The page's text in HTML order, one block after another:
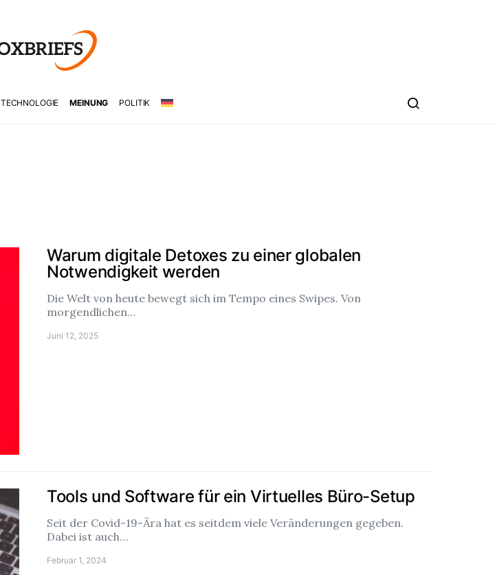
TECHNOLOGIE MEINUNG POLITIK
Warum digitale Detoxes zu einer globalen
Notwendigkeit werden
Die Welt von heute bewegt sich im Tempo eines Swipes. Von
morgendlichen…
Juni 12, 2025
Tools und Software für ein Virtuelles Büro-Setup
Seit der Covid-19-Ära hat es seitdem viele Veränderungen gegeben.
Dabei ist auch…
Februar 1, 2024